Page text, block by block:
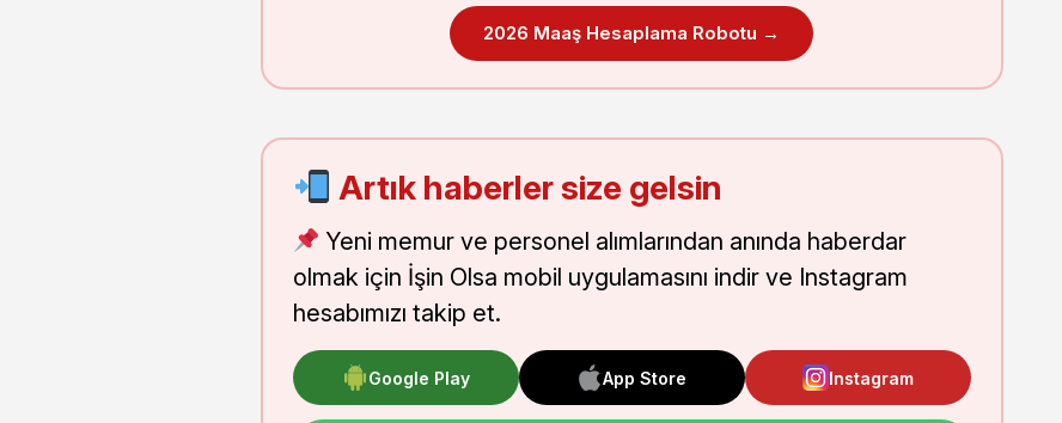
2026 Maaş Hesaplama Robotu →
Artık haberler size gelsin
Yeni memur ve personel alımlarından anında haberdar
olmak için İşin Olsa mobil uygulamasını indir ve Instagram
hesabımızı takip et.
Google Play App Store Instagram